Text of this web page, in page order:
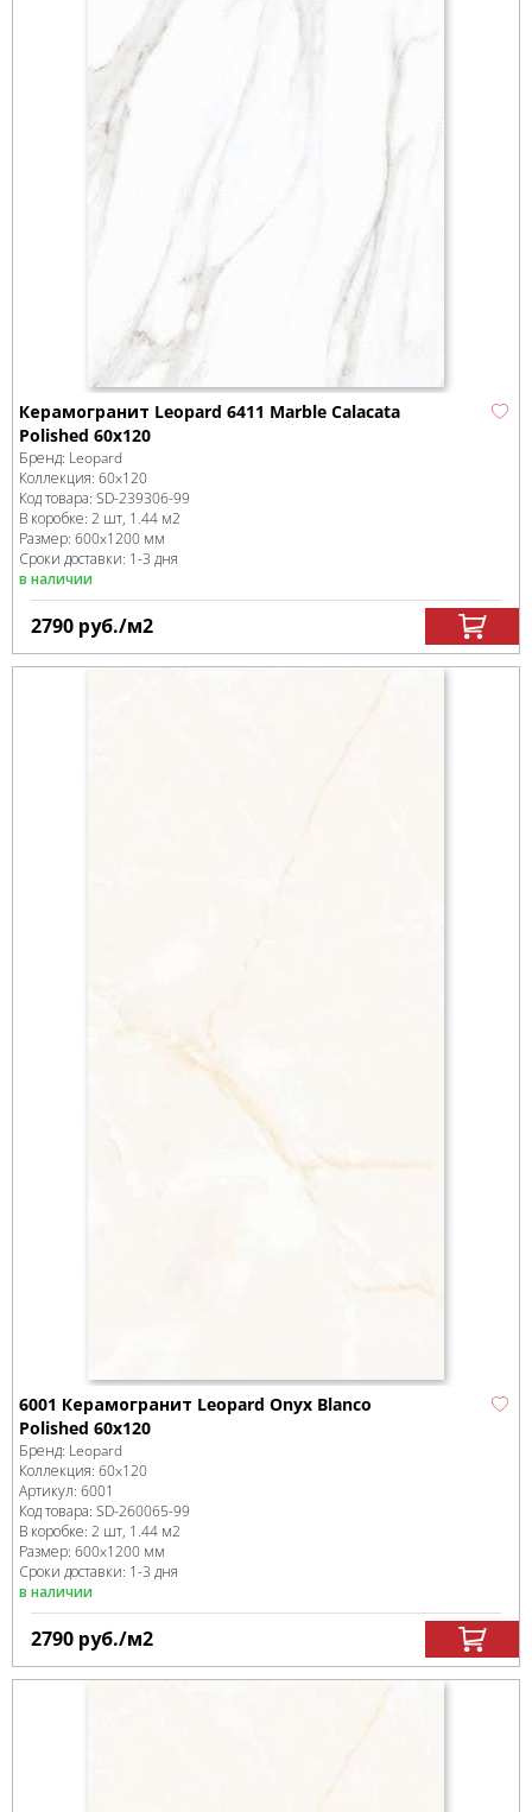
Керамогранит Leopard 6411 Marble Calacata
Polished 60x120
Бренд: Leopard
Коллекция: 60x120
Код товара: SD-239306-99
В коробке: 2 шт, 1.44 м2
Размер: 600x1200 мм
Сроки доставки: 1-3 дня
в наличии
2790 руб./м2
6001 Керамогранит Leopard Onyx Blanco
Polished 60x120
Бренд: Leopard
Коллекция: 60x120
Артикул: 6001
Код товара: SD-260065-99
В коробке: 2 шт, 1.44 м2
Размер: 600x1200 мм
Сроки доставки: 1-3 дня
в наличии
2790 руб./м2